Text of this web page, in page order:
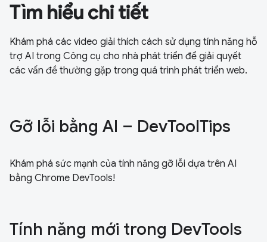
Tìm hiểu chi tiết
Khám phá các video giải thích cách sử dụng tính năng hỗ
trợ AI trong Công cụ cho nhà phát triển để giải quyết
các vấn đề thường gặp trong quá trình phát triển web.
Gỡ lỗi bằng AI – DevToolTips
Khám phá sức mạnh của tính năng gỡ lỗi dựa trên AI
bằng Chrome DevTools!
Tính năng mới trong DevTools